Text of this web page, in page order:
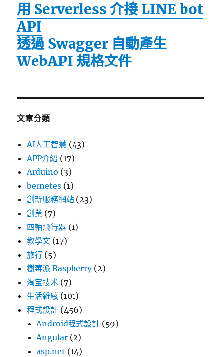
用 Serverless 介接 LINE bot
API
透過 Swagger 自動產生
WebAPI 規格文件
文章分類
AI人工智慧 (43)
APP介紹 (17)
Arduino (3)
bernetes (1)
創新服務網站 (23)
創業 (7)
四軸飛行器 (1)
教學文 (17)
旅行 (5)
樹莓派 Raspberry(2)
淘宝技术 (7)
生活雜感 (101)
程式設計 (456)
Android程式設計 (59)
Angular (2)
asp.net (14)